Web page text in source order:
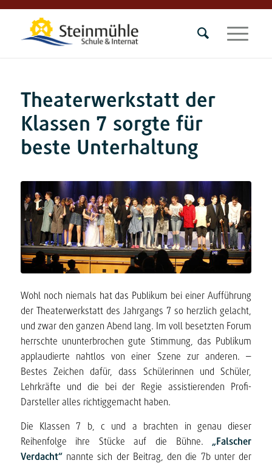
Theaterwerkstatt der
Klassen 7 sorgte für
beste Unterhaltung
Wohl noch niemals hat das Publikum bei einer Aufführung
der Theaterwerkstatt des Jahrgangs 7 so herzlich gelacht,
und zwar den ganzen Abend lang. Im voll besetzten Forum
herrschte ununterbrochen gute Stimmung, das Publikum
applaudierte nahtlos von einer Szene zur anderen. –
Bestes Zeichen dafür, dass Schülerinnen und Schüler,
Lehrkräfte und die bei der Regie assistierenden Profi-
Darsteller alles richtiggemacht haben.
Die Klassen 7 b, c und a brachten in genau dieser
Reihenfolge ihre Stücke auf die Bühne. „Falscher
Verdacht“nannte sich der Beitrag, den die 7b unter der